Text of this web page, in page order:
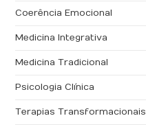
Coerência Emocional
Medicina Integrativa
Medicina Tradicional
Psicologia Clínica
Terapias Transformacionais